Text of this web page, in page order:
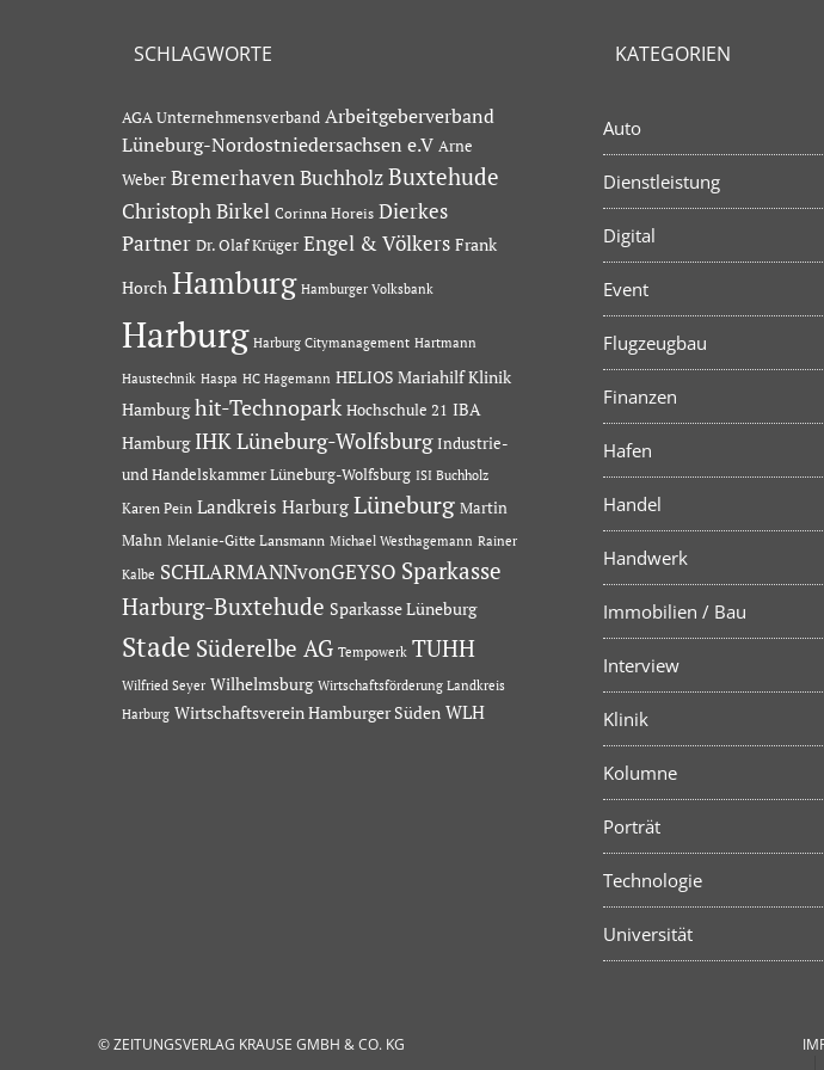
SCHLAGWORTE
AGA Unternehmensverband Arbeitgeberverband
Lüneburg-Nordostniedersachsen e.V Arne
Weber BremerhavenBuchholzBuxtehude
Christoph Birkel Corinna Horeis Dierkes
Partner Dr. Olaf Krüger Engel & Völkers Frank
Horch Hamburg Hamburger Volksbank
Harburg Harburg Citymanagement Hartmann
Haustechnik Haspa HC Hagemann HELIOS Mariahilf Klinik
Hamburg hit-Technopark Hochschule 21 IBA
Hamburg IHK Lüneburg-Wolfsburg Industrie-
und Handelskammer Lüneburg-Wolfsburg ISI Buchholz
Karen Pein Landkreis Harburg Lüneburg Martin
Mahn Melanie-Gitte Lansmann Michael Westhagemann Rainer
Kalbe SCHLARMANNvonGEYSO Sparkasse
Harburg-Buxtehude Sparkasse Lüneburg
Stade Süderelbe AG Tempowerk TUHH
Wilfried Seyer Wilhelmsburg Wirtschaftsförderung Landkreis
Harburg Wirtschaftsverein Hamburger Süden WLH
KATEGORIEN
Auto
Dienstleistung
Digital
Event
Flugzeugbau
Finanzen
Hafen
Handel
Handwerk
Immobilien / Bau
Interview
Klinik
Kolumne
Porträt
Technologie
Universität
© ZEITUNGSVERLAG KRAUSE GMBH & CO. KG